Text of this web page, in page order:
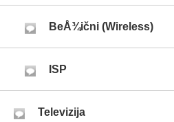
BeÅ¾ični (Wireless)
ISP
Televizija